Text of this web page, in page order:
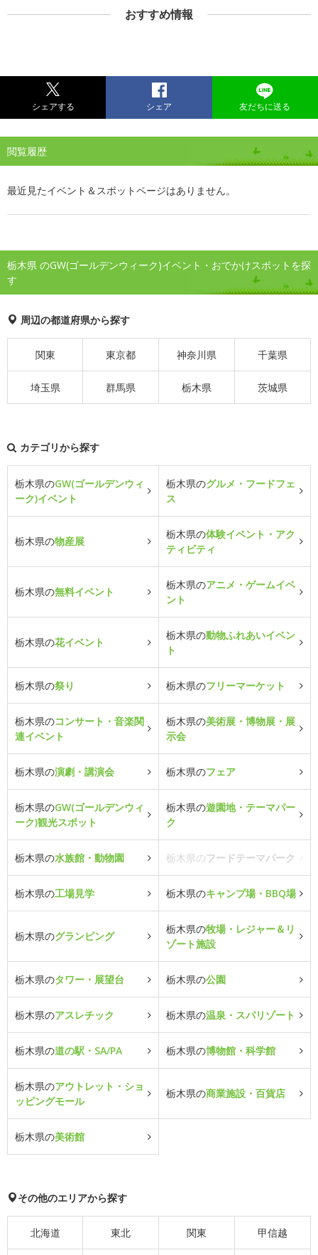
おすすめ情報
シェアする シェア 友だちに送る
閲覧履歴
最近見たイベント＆スポットページはありません。
栃木県 のGW(ゴールデンウィーク)イベント・おでかけスポットを探
す
周辺の都道府県から探す
関東 東京都 神奈川県 千葉県
埼玉県 群馬県 栃木県 茨城県
カテゴリから探す
栃木県のGW(ゴールデンウィ
ーク)イベント
栃木県のグルメ・フードフェ
ス
栃木県の物産展
栃木県の体験イベント・アク
ティビティ
栃木県の無料イベント
栃木県のアニメ・ゲームイベ
ント
栃木県の花イベント
栃木県の動物ふれあいイベン
ト
栃木県の祭り 栃木県のフリーマーケット
栃木県のコンサート・音楽関
連イベント
栃木県の美術展・博物展・展
示会
栃木県の演劇・講演会 栃木県のフェア
栃木県のGW(ゴールデンウィ
ーク)観光スポット
栃木県の遊園地・テーマパー
ク
栃木県の水族館・動物園 栃木県のフードテーマパーク
栃木県の工場見学 栃木県のキャンプ場・BBQ場
栃木県のグランピング
栃木県の牧場・レジャー＆リ
ゾート施設
栃木県のタワー・展望台 栃木県の公園
栃木県のアスレチック 栃木県の温泉・スパリゾート
栃木県の道の駅・SA/PA 栃木県の博物館・科学館
栃木県のアウトレット・ショ
ッピングモール
栃木県の商業施設・百貨店
栃木県の美術館
その他のエリアから探す
北海道 東北 関東 甲信越